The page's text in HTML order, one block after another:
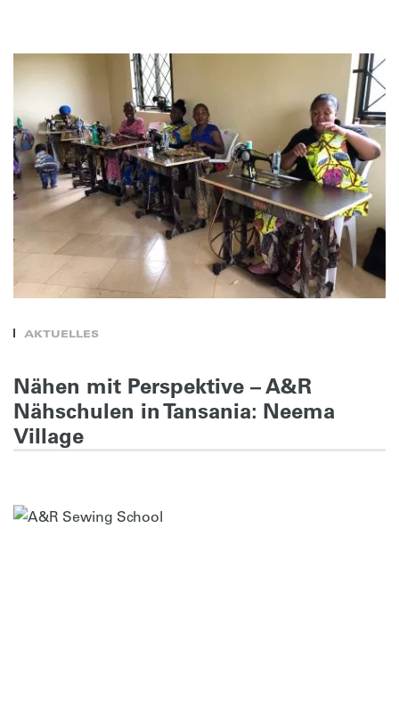
AKTUELLES
Nähen mit Perspektive – A&R
Nähschulen in Tansania: Neema
Village